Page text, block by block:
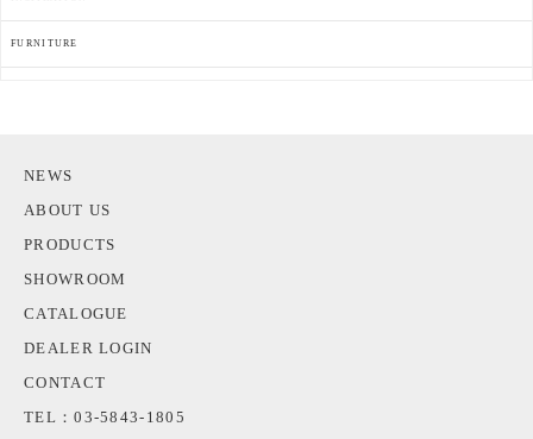
FURNITURE
NEWS
ABOUT US
PRODUCTS
SHOWROOM
CATALOGUE
DEALER LOGIN
CONTACT
TEL：03-5843-1805